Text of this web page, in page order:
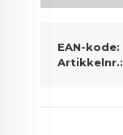
EAN-kode:
Artikkelnr.: